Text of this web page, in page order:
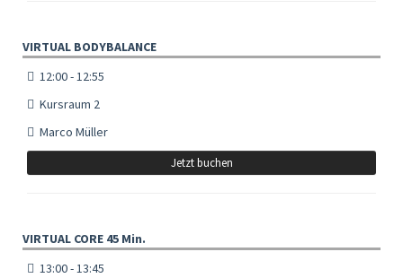
VIRTUAL BODYBALANCE
12:00 - 12:55
Kursraum 2
Marco Müller
Jetzt buchen
VIRTUAL CORE 45 Min.
13:00 - 13:45